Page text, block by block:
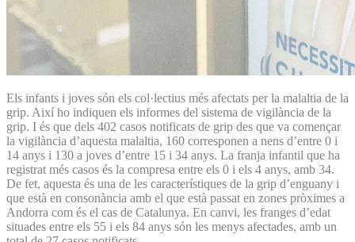
Els infants i joves són els col·lectius més afectats per la malaltia de la
grip. Així ho indiquen els informes del sistema de vigilància de la
grip. I és que dels 402 casos notificats de grip des que va començar
la vigilància d’aquesta malaltia, 160 corresponen a nens d’entre 0 i
14 anys i 130 a joves d’entre 15 i 34 anys. La franja infantil que ha
registrat més casos és la compresa entre els 0 i els 4 anys, amb 34.
De fet, aquesta és una de les característiques de la grip d’enguany i
que està en consonància amb el que està passat en zones pròximes a
Andorra com és el cas de Catalunya. En canvi, les franges d’edat
situades entre els 55 i els 84 anys són les menys afectades, amb un